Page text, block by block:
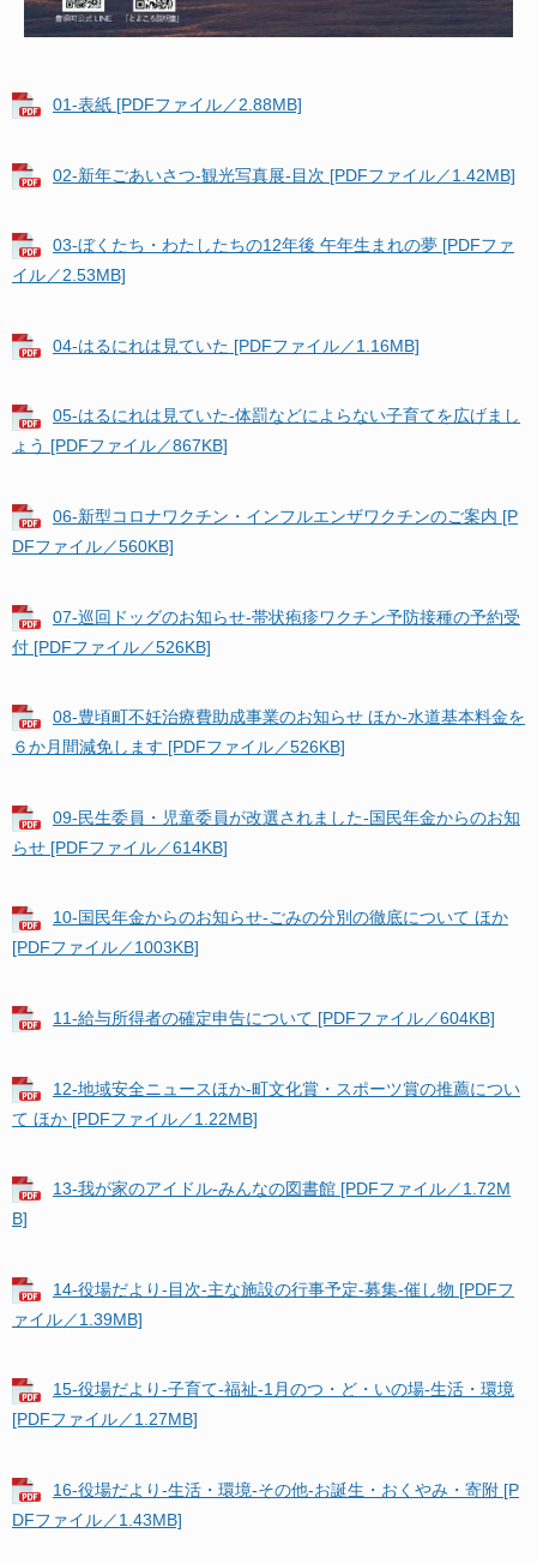
01-表紙 [PDFファイル／2.88MB]
02-新年ごあいさつ-観光写真展-目次 [PDFファイル／1.42MB]
03-ぼくたち・わたしたちの12年後 午年生まれの夢 [PDFファ
イル／2.53MB]
04-はるにれは見ていた [PDFファイル／1.16MB]
05-はるにれは見ていた-体罰などによらない子育てを広げまし
ょう [PDFファイル／867KB]
06-新型コロナワクチン・インフルエンザワクチンのご案内 [P
DFファイル／560KB]
07-巡回ドッグのお知らせ-帯状疱疹ワクチン予防接種の予約受
付 [PDFファイル／526KB]
08-豊頃町不妊治療費助成事業のお知らせ ほか-水道基本料金を
６か月間減免します [PDFファイル／526KB]
09-民生委員・児童委員が改選されました-国民年金からのお知
らせ [PDFファイル／614KB]
10-国民年金からのお知らせ-ごみの分別の徹底について ほか
[PDFファイル／1003KB]
11-給与所得者の確定申告について [PDFファイル／604KB]
12-地域安全ニュースほか-町文化賞・スポーツ賞の推薦につい
て ほか [PDFファイル／1.22MB]
13-我が家のアイドル-みんなの図書館 [PDFファイル／1.72M
B]
14-役場だより-目次-主な施設の行事予定-募集-催し物 [PDFフ
ァイル／1.39MB]
15-役場だより-子育て-福祉-1月のつ・ど・いの場-生活・環境
[PDFファイル／1.27MB]
16-役場だより-生活・環境-その他-お誕生・おくやみ・寄附 [P
DFファイル／1.43MB]